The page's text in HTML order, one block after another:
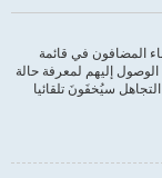
المضافون في قائمة
إليهم لمعرفة حالة
سيُخفَونَ تلقائيا